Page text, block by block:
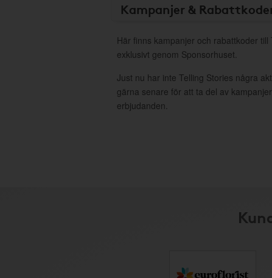
Kampanjer &
Här finns kampanjer och rabattkoder
exklusivt genom Sponsorhuset.
Just nu har inte Telling Stories några
gärna senare för att ta del av
erbjudanden.